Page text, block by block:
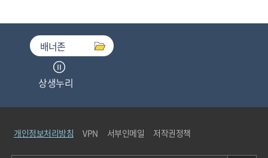
배너존
상생누리
중소기업기술마켓
개인정보처리방침 VPN 서부인메일 저작권정책